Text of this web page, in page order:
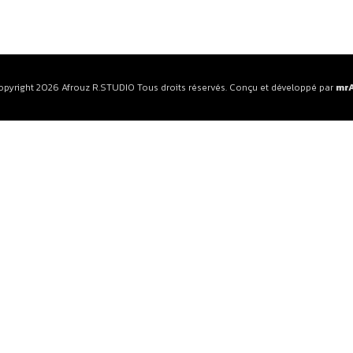
2026 Afrouz R.STUDIO Tous droits réservés. Conçu et développé par